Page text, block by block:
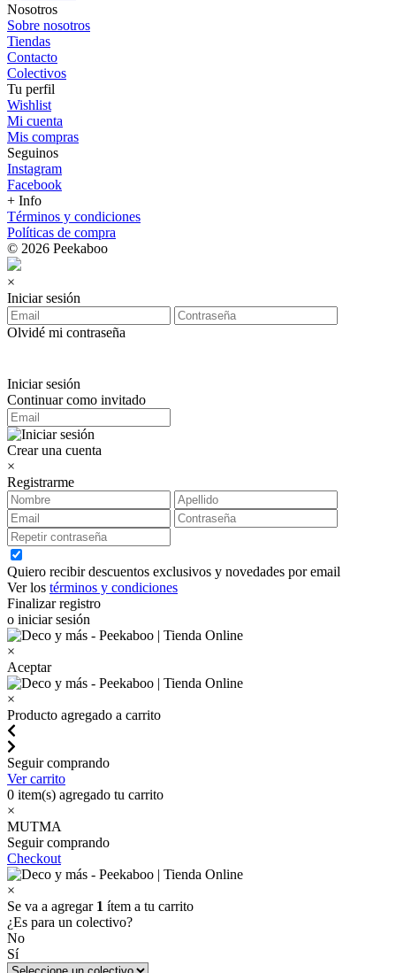
Nosotros
Sobre nosotros
Tiendas
Contacto
Colectivos
Tu perfil
Wishlist
Mi cuenta
Mis compras
Seguinos
Instagram
Facebook
+ Info
Términos y condiciones
Políticas de compra
© 2026 Peekaboo
×
Iniciar sesión
Olvidé mi contraseña
Iniciar sesión
Continuar como invitado
Crear una cuenta
×
Registrarme
Quiero recibir descuentos exclusivos y novedades por email
Ver los términos y condiciones
Finalizar registro
o iniciar sesión
×
Aceptar
×
Producto agregado a carrito
Seguir comprando
Ver carrito
0 item(s) agregado tu carrito
×
MUTMA
Seguir comprando
Checkout
×
Se va a agregar 1 ítem a tu carrito
¿Es para un colectivo?
No
Sí